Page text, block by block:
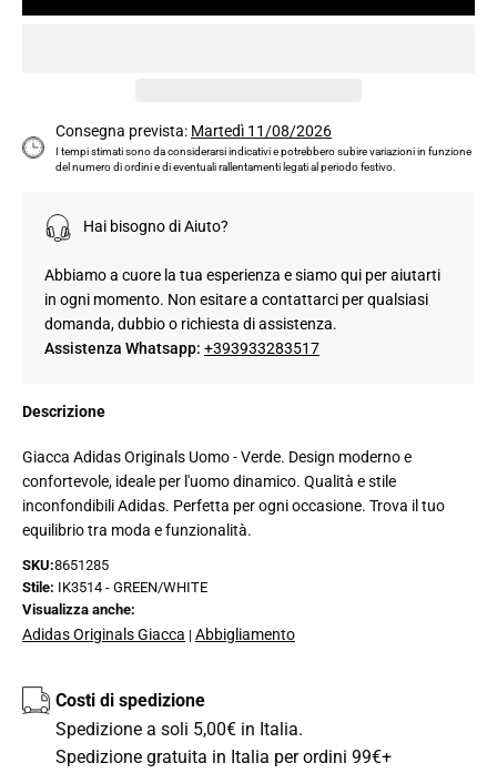
Consegna prevista: Martedì 11/08/2026
I tempi stimati sono da considerarsi indicativi e potrebbero subire variazioni in funzione
del numero di ordini e di eventuali rallentamenti legati al periodo festivo.
Hai bisogno di Aiuto?
Abbiamo a cuore la tua esperienza e siamo qui per aiutarti
in ogni momento. Non esitare a contattarci per qualsiasi
domanda, dubbio o richiesta di assistenza.
Assistenza Whatsapp: +393933283517
Descrizione
Giacca Adidas Originals Uomo - Verde. Design moderno e
confortevole, ideale per l'uomo dinamico. Qualità e stile
inconfondibili Adidas. Perfetta per ogni occasione. Trova il tuo
equilibrio tra moda e funzionalità.
SKU:8651285
Stile: IK3514 - GREEN/WHITE
Visualizza anche:
Adidas Originals Giacca | Abbigliamento
Costi di spedizione
Spedizione a soli 5,00€ in Italia.
Spedizione gratuita in Italia per ordini 99€+